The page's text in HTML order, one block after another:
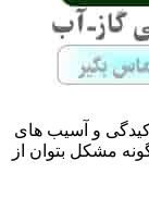
و آسیب های
مشکل بتوان از